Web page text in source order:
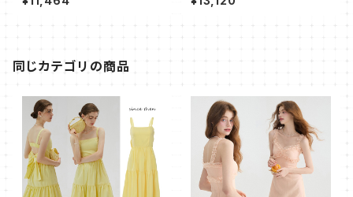
プ
同じカテゴリの商品